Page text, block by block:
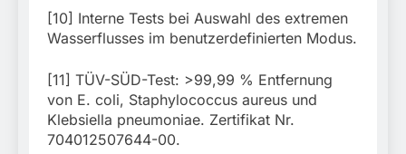
[10] Interne Tests bei Auswahl des extremen
Wasserflusses im benutzerdefinierten Modus.
[11] TÜV-SÜD-Test: >99,99 % Entfernung
von E. coli, Staphylococcus aureus und
Klebsiella pneumoniae. Zertifikat Nr.
704012507644-00.